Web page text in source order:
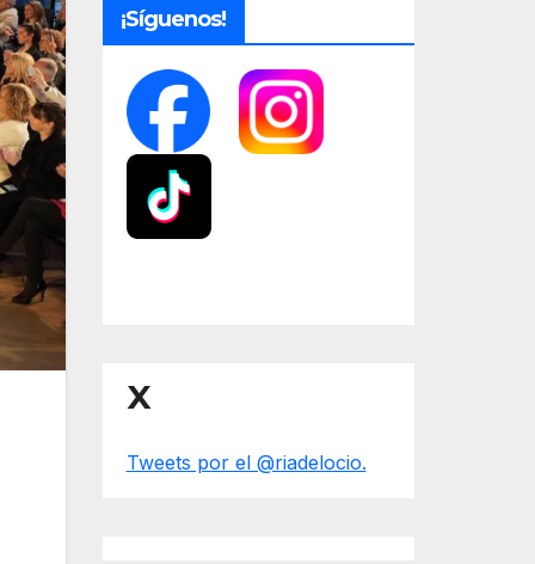
¡Síguenos!
X
Tweets por el @riadelocio.